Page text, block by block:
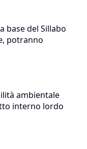
base del Sillabo
potranno
ambientale
interno lordo